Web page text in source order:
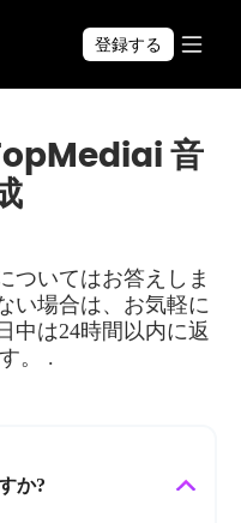
登録する
音
ついてはお答えしま
い場合は、お気軽に
中は24時間以内に返
。 .
か?